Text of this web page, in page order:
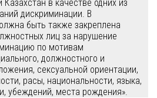
в качестве одних из
дискриминации. В
быть также закреплена
лиц за нарушение
по мотивам
должностного и
сексуальной ориентации,
расы, национальности, языка,
убеждений, места рождения».